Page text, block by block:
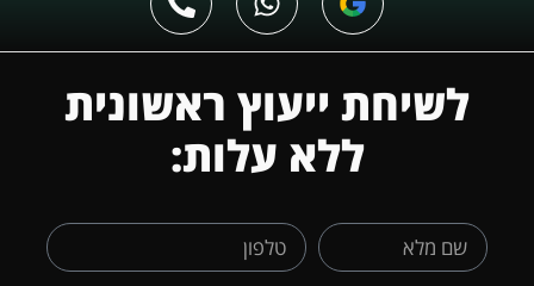
לשיחת ייעוץ ראשונית
ללא עלות: